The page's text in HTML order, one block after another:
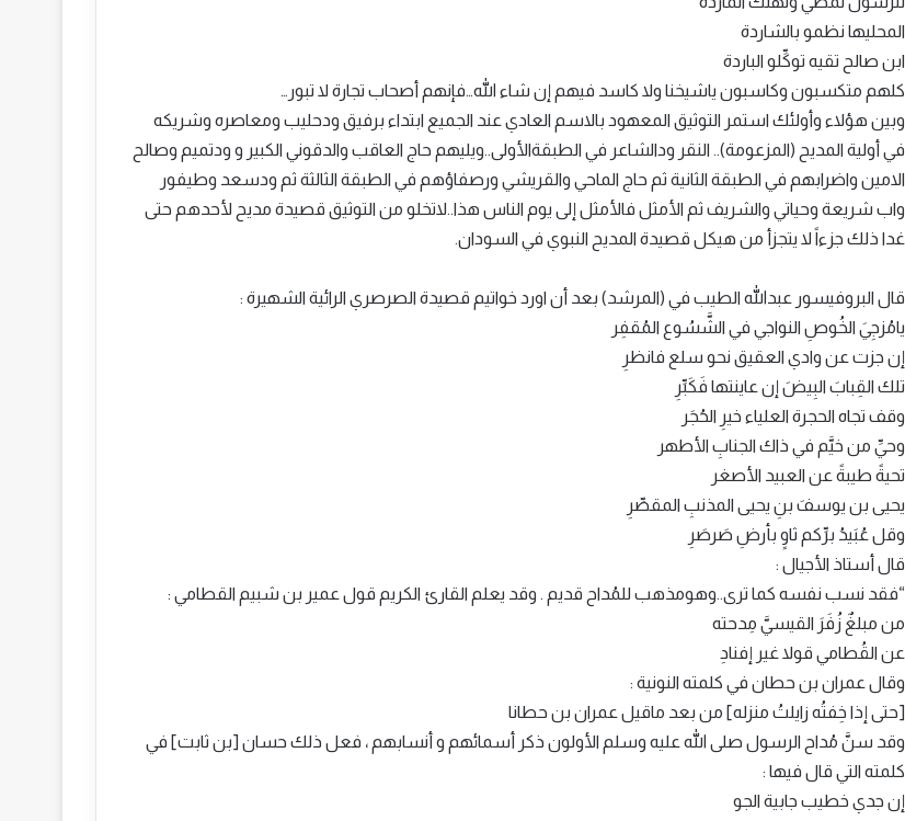
المحليها نظمو بالشاردة
ابن صالح تقيه توكِّلو الباردة
كلهم متكسبون وكاسبون ياشيخنا ولا كاسد فيهم إن شاء الله…فإنهم أصحاب تجارة لا تبور…
وبين هؤلاء وأولئك استمر التوثيق المعهود بالاسم العادي عند الجميع ابتداء برفيق ودحليب ومعاصره وشريكه
في أولية المديح (المزعومة).. النقر ودالشاعر في الطبقةالأولى..ويليهم حاج العاقب والدقوني الكبير و ودتميم وصالح
الامين واضرابهم في الطبقة الثانية ثم حاج الماحي والقريشي ورصفاؤهم في الطبقة الثالثة ثم ودسعد وطيفور
واب شريعة وحياتي والشريف ثم الأمثل فالأمثل إلى يوم الناس هذا..لاتخلو من التوثيق قصيدة مديح لأحدهم حتى
غدا ذلك جزءاً لا يتجزأ من هيكل قصيدة المديح النبوي في السودان.
قال البروفيسور عبدالله الطيب في (المرشد) بعد أن اورد خواتيم قصيدة الصرصري الرائية الشهيرة :
يامُزجِيَ الخُوصِ النواجي في الشَّسُوع المُقفِر
إن جزت عن وادي العقيق نحو سلع فانظرِ
تلك القِبابَ البِيضَ إن عاينتها فَكَبِّرِ
وقف تجاه الحجرة العلياء خيرِ الحُجَر
وحيِّ من خيَّم في ذاك الجنابِ الأطهر
تحيةً طيبةً عن العبيد الأصغر
يحيى بن يوسفَ بنِ يحيى المذنبِ المقصِّرِ
وقل عُبَيدُ برِّكم ثاوٍ بأرضِ صَرصَرِ
قال أستاذ الأجيال :
“فقد نسب نفسه كما ترى..وهومذهب للمُداح قديم . وقد يعلم القارئ الكريم قول عمير بن شبيم القطامي :
من مبلغٌ زُفَرَ القيسيَّ مِدحته
عن القُطامي قولا غير إفنادِ
وقال عمران بن حطان في كلمته النونية :
[حتى إذا خِفتُه زايلتُ منزله] من بعد ماقيل عمران بن حطانا
وقد سنَّ مُداح الرسول صلى الله عليه وسلم الأولون ذكر أسمائهم و أنسابهم ، فعل ذلك حسان [بن ثابت] في
كلمته التي قال فيها :
إن جدي خطيب جابية الجو